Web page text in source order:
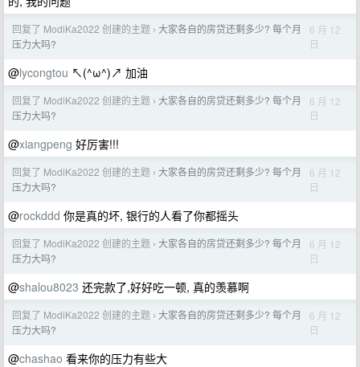
回复了 ModiKa2022 创建的主题 › 大家各自的房贷还剩多少? 每个月
压力大吗?
6 月 12
日
@lycongtou ↖(^ω^)↗ 加油
回复了 ModiKa2022 创建的主题 › 大家各自的房贷还剩多少? 每个月
压力大吗?
6 月 12
日
@xiangpeng 好厉害!!!
回复了 ModiKa2022 创建的主题 › 大家各自的房贷还剩多少? 每个月
压力大吗?
6 月 12
日
@rockddd 你是真的坏, 银行的人看了你都摇头
回复了 ModiKa2022 创建的主题 › 大家各自的房贷还剩多少? 每个月
压力大吗?
6 月 12
日
@shalou8023 还完款了,好好吃一顿, 真的羡慕啊
回复了 ModiKa2022 创建的主题 › 大家各自的房贷还剩多少? 每个月
压力大吗?
6 月 12
日
@chashao 看来你的压力有些大